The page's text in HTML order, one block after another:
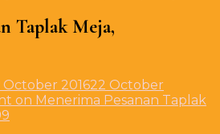
Taplak Meja,
October 201622 October
on Menerima Pesanan Taplak